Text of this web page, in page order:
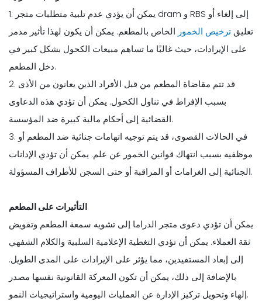
1. يمكن أن يؤدي عدم تلبية متطلبات متجر dram و RBS إلى إلغاء أو
تعليقترخيص الخمور الخاص بالمطعم. يمكن أن يكون لهذا تأثير مدمر
على الإيرادات، حيث غالبًا ما تساهم مبيعات الكحول بشكل كبير في
دخل المطعم.
2. قد تتم مقاضاة المطعم من قبل الأفراد الذين يعانون من الأذى
بسبب الإفراط في تناول الكحول. يمكن أن تؤدي هذه الدعاوى
القضائية إلى أحكام مالية كبيرة ضد المؤسسة.
3. في الحالات القصوى، قد يتم توجيه اتهامات جنائية ضد المطعم أو
موظفيه بسبب انتهاك قوانين الخمور عن علم. يمكن أن تؤدي الإدانات
الجنائية إلى الغرامات أو المراقبة أو حتى السجن للأطراف المسؤولة.
التأثيرات على المطعم
يمكن أن تؤدي دعوى متجر الدراما إلى تشويه سمعة المطعم وتقويض
ثقة العملاء. يمكن أن تؤدي التغطية الإعلامية السلبية والكلام الشفهي
إلى إبعاد المستفيدين، مما يؤثر على الإيرادات على المدى الطويل.
بالإضافة إلى ذلك، يمكن أن تكون المعركة القانونية نفسها مصدر
إلهاء وتحويل تركيز الإدارة عن العمليات اليومية واستراتيجيات النمو.